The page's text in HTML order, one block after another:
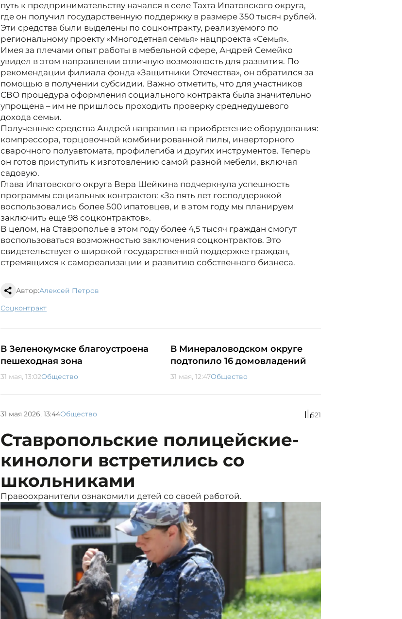
путь к предпринимательству начался в селе Тахта Ипатовского округа,
где он получил государственную поддержку в размере 350 тысяч рублей.
Эти средства были выделены по соцконтракту, реализуемого по
региональному проекту «Многодетная семья» нацпроекта «Семья».
Имея за плечами опыт работы в мебельной сфере, Андрей Семейко
увидел в этом направлении отличную возможность для развития. По
рекомендации филиала фонда «Защитники Отечества», он обратился за
помощью в получении субсидии. Важно отметить, что для участников
СВО процедура оформления социального контракта была значительно
упрощена – им не пришлось проходить проверку среднедушевого
дохода семьи.
Полученные средства Андрей направил на приобретение оборудования:
компрессора, торцовочной комбинированной пилы, инверторного
сварочного полуавтомата, профилегиба и других инструментов. Теперь
он готов приступить к изготовлению самой разной мебели, включая
садовую.
Глава Ипатовского округа Вера Шейкина подчеркнула успешность
программы социальных контрактов: «За пять лет господдержкой
воспользовались более 500 ипатовцев, и в этом году мы планируем
заключить еще 98 соцконтрактов».
В целом, на Ставрополье в этом году более 4,5 тысяч граждан смогут
воспользоваться возможностью заключения соцконтрактов. Это
свидетельствует о широкой государственной поддержке граждан,
стремящихся к самореализации и развитию собственного бизнеса.
Автор:Алексей Петров
соцконтракт
В Зеленокумске благоустроена
пешеходная зона
31 мая, 13:02Общество
В Минераловодском округе
подтопило 16 домовладений
31 мая, 12:47Общество
31 мая 2026, 13:44Общество 521
Ставропольские полицейские-
кинологи встретились со
школьниками
Правоохранители ознакомили детей со своей работой.